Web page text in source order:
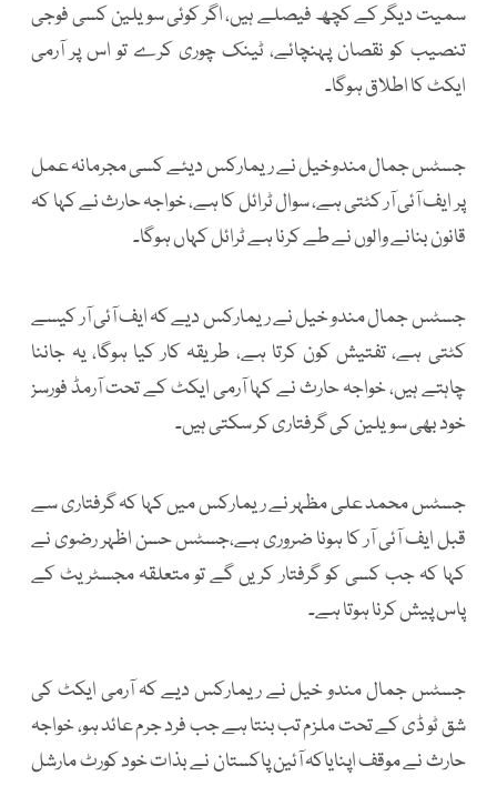
سمیت دیگر کے کچھ فیصلے ہیں، اگر کوئی سویلین کسی فوجی
تنصیب کو نقصان پہنچائے، ٹینک چوری کرے تو اس پر آرمی
ایکٹ کا اطلاق ہوگا۔
جسٹس جمال مندوخیل نے ریمارکس دیئے کسی مجرمانہ عمل
پر ایف آئی آر کٹتی ہے، سوال ٹرائل کا ہے، خواجہ حارث نے کہا کہ
قانون بنانے والوں نے طے کرنا ہے ٹرائل کہاں ہوگا۔
جسٹس جمال مندو خیل نے ریمارکس دیے کہ ایف آئی آر کیسے
کٹتی ہے، تفتیش کون کرتا ہے، طریقہ کار کیا ہوگا، یہ جاننا
چاہتے ہیں، خواجہ حارث نے کہا آرمی ایکٹ کے تحت آرمڈ فورسز
خود بھی سویلین کی گرفتاری کر سکتی ہیں۔
جسٹس محمد علی مظہر نے ریمارکس میں کہا کہ گرفتاری سے
قبل ایف آئی آر کا ہونا ضروری ہے،جسٹس حسن اظہر رضوی نے
کہا کہ جب کسی کو گرفتار کریں گے تو متعلقہ مجسٹریٹ کے
پاس پیش کرنا ہوتا ہے۔
جسٹس جمال مندو خیل نے ریمارکس دیے کہ آرمی ایکٹ کی
شق ٹو ڈی کے تحت ملزم تب بنتا ہے جب فرد جرم عائد ہو، خواجہ
حارث نے موقف اپنایاکہ آئین پاکستان نے بذات خود کورٹ مارشل